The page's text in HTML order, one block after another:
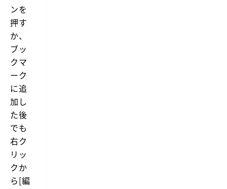
ンを
押す
か、
ブッ
クマ
ーク
に追
加し
た後
でも
右ク
リッ
クか
ら[編